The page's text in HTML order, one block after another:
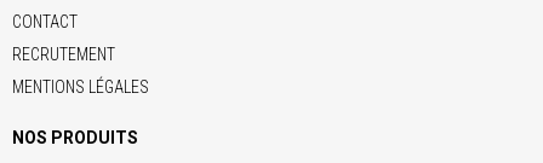
CONTACT
RECRUTEMENT
MENTIONS LÉGALES
NOS PRODUITS